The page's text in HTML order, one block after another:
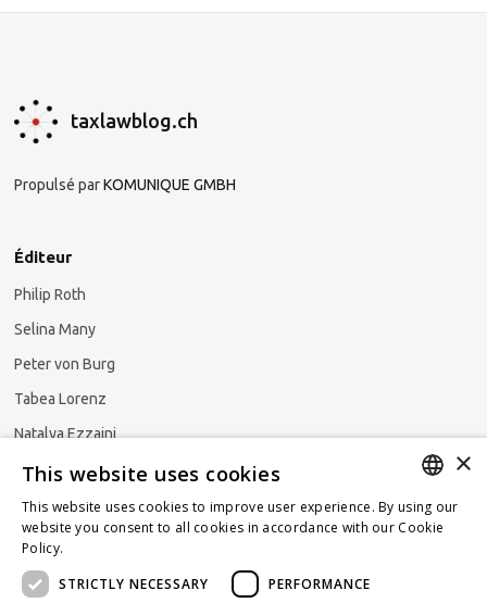
taxlawblog.ch
Propulsé parKOMUNIQUE GMBH
Éditeur
Philip Roth
Selina Many
Peter von Burg
Tabea Lorenz
Natalya Ezzaini
S'abonner à la newsletter
GERMAN
×
This website uses cookies
This website uses cookies to improve user experience. By using our
website you consent to all cookies in accordance with our Cookie
Policy.
STRICTLY NECESSARY
PERFORMANCE